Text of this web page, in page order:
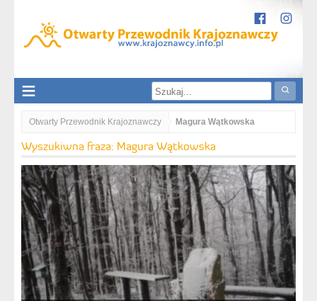
Otwarty Przewodnik Krajoznawczy Magura Wątkowska
Wyszukiwna fraza: Magura Wątkowska